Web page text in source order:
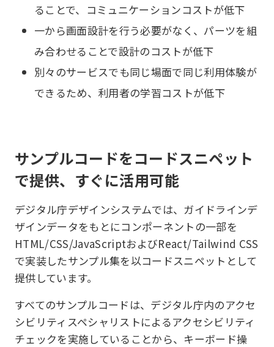
ることで、コミュニケーションコストが低下
一から画面設計を行う必要がなく、パーツを組
み合わせることで設計のコストが低下
別々のサービスでも同じ場面で同じ利用体験が
できるため、利用者の学習コストが低下
サンプルコードをコードスニペット
で提供、すぐに活用可能
デジタル庁デザインシステムでは、ガイドラインデ
ザインデータをもとにコンポーネントの一部を
HTML/CSS/JavaScriptおよびReact/Tailwind CSS
で実装したサンプル集を以コードスニペットとして
提供しています。
すべてのサンプルコードは、デジタル庁内のアクセ
シビリティスペシャリストによるアクセシビリティ
チェックを実施していることから、キーボード操